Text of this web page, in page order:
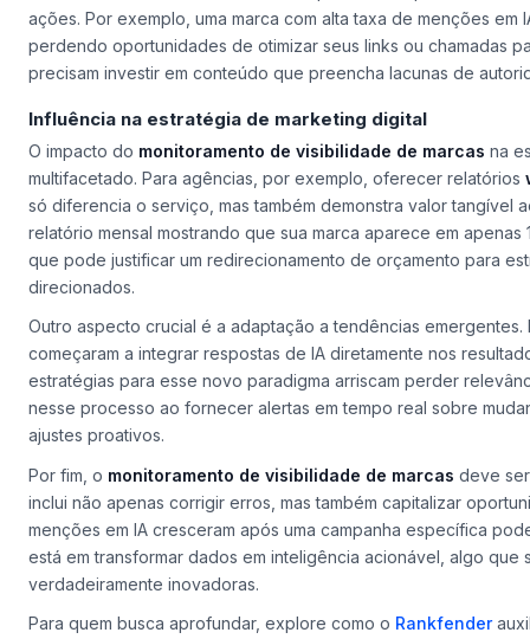
ações. Por exemplo, uma marca com alta taxa de menções
perdendo oportunidades de otimizar seus links ou chamadas
precisam investir em conteúdo que preencha lacunas de
Influência na estratégia de marketing digital
O impacto do monitoramento de visibilidade de marcas na
multifacetado. Para agências, por exemplo, oferecer relatórios
só diferencia o serviço, mas também demonstra valor tangível
relatório mensal mostrando que sua marca aparece em
que pode justificar um redirecionamento de orçamento para
direcionados.
Outro aspecto crucial é a adaptação a tendências
começaram a integrar respostas de IA diretamente nos
estratégias para esse novo paradigma arriscam perder
nesse processo ao fornecer alertas em tempo real sobre
ajustes proativos.
Por fim, o monitoramento de visibilidade de marcas deve
inclui não apenas corrigir erros, mas também capitalizar
menções em IA cresceram após uma campanha específica
está em transformar dados em inteligência acionável, algo que
verdadeiramente inovadoras.
Para quem busca aprofundar, explore como o Rankfender